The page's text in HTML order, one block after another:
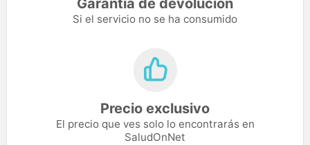
Si el servicio no se ha consumido
Precio exclusivo
El precio que ves solo lo encontrarás en
SaludOnNet